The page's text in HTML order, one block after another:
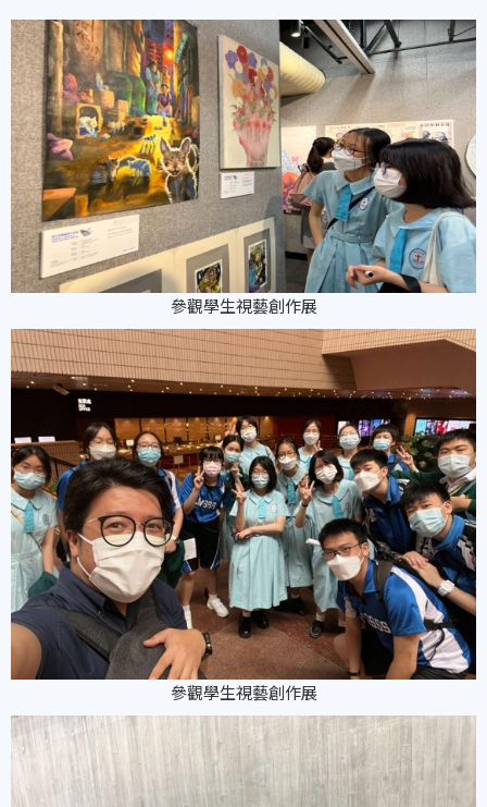
參觀學生視藝創作展
參觀學生視藝創作展